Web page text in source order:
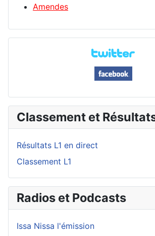
Amendes
Classement et
Résultats L1 en direct
Classement L1
Radios et Podcasts
Issa Nissa l'émission